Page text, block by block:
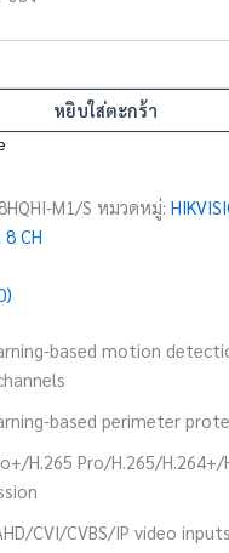
หยิบใส่ตะกร้า
M1/S หมวดหมู่:
8 CH
based motion
based perimeter
H.265 Pro/H.265/H.264+/
CVI/CVBS/IP video inputs